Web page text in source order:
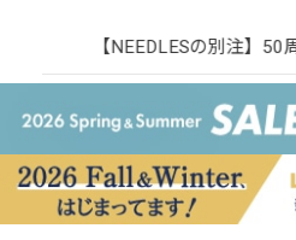
【NEEDLESの別注】50